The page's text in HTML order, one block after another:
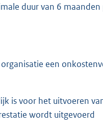
duur van 6 maanden
een
is voor het uitvoeren
wordt uitgevoerd